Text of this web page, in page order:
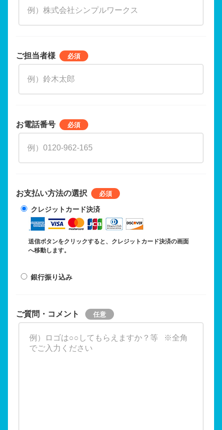
ご担当者様
お電話番号
お支払い方法の選択
クレジットカード決済
送信ボタンをクリックすると、クレジットカード決済の画面
へ移動します。
銀行振り込み
ご質問・コメント